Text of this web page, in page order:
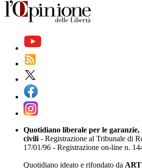
Quotidiano liberale per le
civili - Registrazione al Tribunale di
17/01/96 - Registrazione on-line n.
Quotidiano ideato e rifondato da